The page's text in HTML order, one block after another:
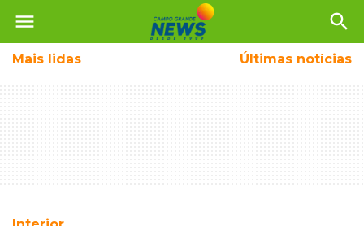
menu search
Mais lidas Últimas notícias